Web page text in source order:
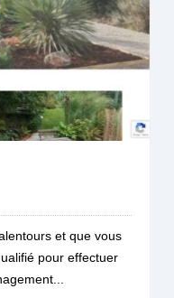
et que vous
pour effectuer